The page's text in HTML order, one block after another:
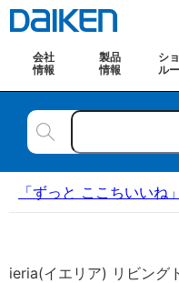
会社
情報
製品
情報
シ
ル
「ずっと ここちいい
ieria(イエリア) リビング